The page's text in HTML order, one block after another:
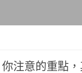
注意的重點